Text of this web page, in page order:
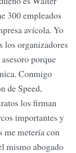
300 empleados
avícola. Yo
los organizadores
porque
Conmigo
de Speed,
los firman
importantes y
me metería con
mismo abogado